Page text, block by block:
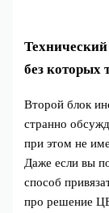
без которых
Второй блок
странно
при этом не
Даже если вы
способ
про решение